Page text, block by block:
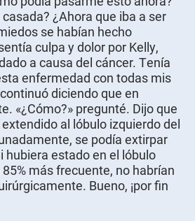
¿Ahora que iba a ser
se habían hecho
culpa y dolor por Kelly,
a causa del cáncer. Tenía
enfermedad con todas mis
diciendo que en
«¿Cómo?» pregunté. Dijo que
al lóbulo izquierdo del
se podía extirpar
hubiera estado en el lóbulo
más frecuente, no habrían
Bueno, ¡por fin